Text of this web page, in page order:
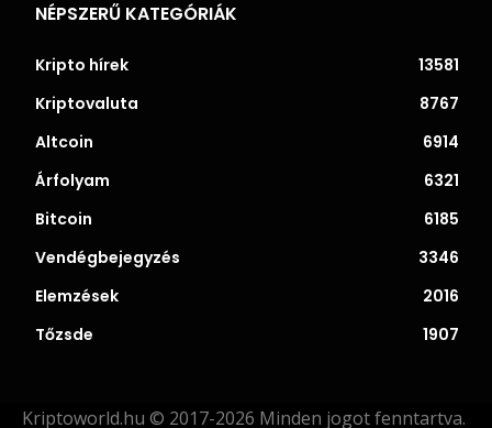
NÉPSZERŰ KATEGÓRIÁK
Kripto hírek
13581
Kriptovaluta
8767
Altcoin
6914
Árfolyam
6321
Bitcoin
6185
Vendégbejegyzés
3346
Elemzések
2016
Tőzsde
1907
Kriptoworld.hu © 2017-2026 Minden jogot fenntartva.